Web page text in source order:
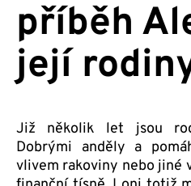
příběh
její
Již několik let jsou
Dobrými anděly a
vlivem rakoviny nebo jiné